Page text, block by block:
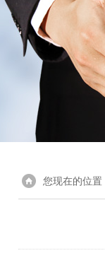
您现在的位置